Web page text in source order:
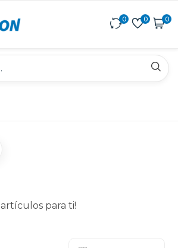
0 0 0
artículos para ti!